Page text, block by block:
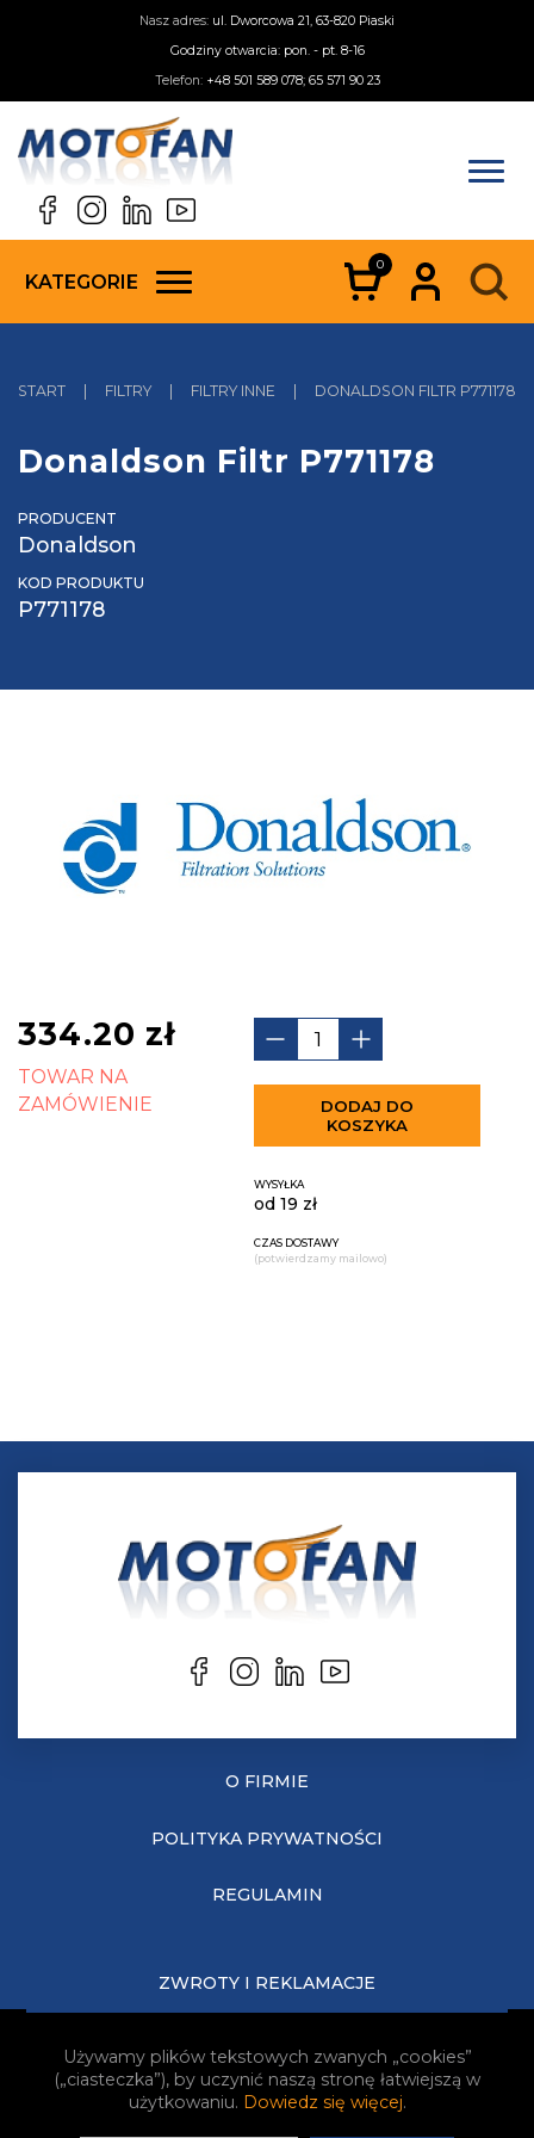
Nasz adres: ul. Dworcowa 21, 63-820 Piaski
Godziny otwarcia: pon. - pt. 8-16
Telefon: +48 501 589 078; 65 571 90 23
KATEGORIE
0
START | FILTRY | FILTRY INNE | DONALDSON FILTR P771178
Donaldson Filtr P771178
PRODUCENT
Donaldson
KOD PRODUKTU
P771178
334.20 zł
TOWAR NA
ZAMÓWIENIE
DODAJ DO
KOSZYKA
WYSYŁKA
od 19 zł
CZAS DOSTAWY
(potwierdzamy mailowo)
O FIRMIE
POLITYKA PRYWATNOŚCI
REGULAMIN
ZWROTY I REKLAMACJE
JAK KUPOWAĆ?
Używamy plików tekstowych zwanych „cookies”
(„ciasteczka”), by uczynić naszą stronę łatwiejszą w
użytkowaniu. Dowiedz się więcej.